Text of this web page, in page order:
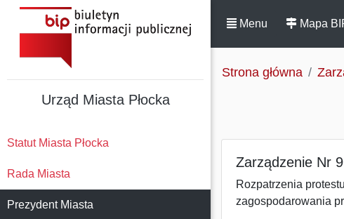
Urząd Miasta Płocka
Statut Miasta Płocka
Rada Miasta
Prezydent Miasta
Menu Mapa
Strona główna
Zarządzenie Nr
Rozpatrzenia
zagospodarowania